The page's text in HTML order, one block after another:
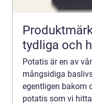
tydliga och
Potatis är en av
mångsidiga
egentligen bakom
potatis som vi